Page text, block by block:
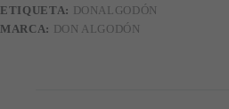
ETIQUETA: DONALGODÓN
MARCA: DON ALGODÓN